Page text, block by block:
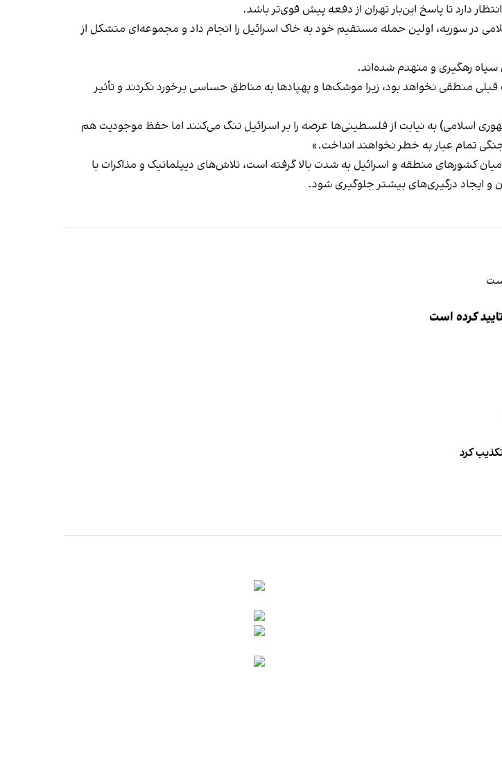
دارد تا پاسخ این‌بار تهران از دفعه پیش قوی‌تر باشد.
اسلامی در سوریه، اولین حمله مستقیم خود به خاک اسرائیل را انجام داد و مجموعه‌ای متشکل از
قبلی منطقی نخواهد بود، زیرا موشک‌ها و پهپادها به مناطق حساسی برخورد نکردند و تأثیر
اسلامی) به نیابت از فلسطینی‌ها عرصه را بر اسرائيل تنگ می‌کنند اما حفظ موجودیت هم
جنگی تمام عیار به خطر نخواهند انداخت.»
کشورهای منطقه و اسرائیل به شدت بالا گرفته است، تلاش‌های دیپلماتیک و مذاکرات با
و ایجاد درگیری‌های بیشتر جلوگیری شود.
کرده است
کرد